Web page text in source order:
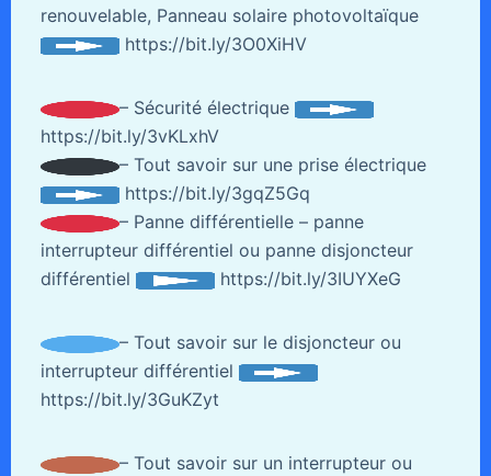
renouvelable, Panneau solaire photovoltaïque
https://bit.ly/3O0XiHV
– Sécurité électrique
https://bit.ly/3vKLxhV
– Tout savoir sur une prise électrique
https://bit.ly/3gqZ5Gq
– Panne différentielle – panne
interrupteur différentiel ou panne disjoncteur
différentiel
https://bit.ly/3IUYXeG
– Tout savoir sur le disjoncteur ou
interrupteur différentiel
https://bit.ly/3GuKZyt
– Tout savoir sur un interrupteur ou